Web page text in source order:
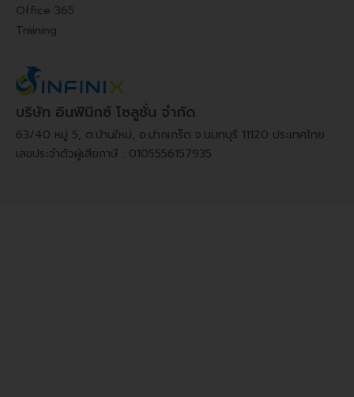
Office 365
Training
บริษัท อินฟินิกซ์ โซลูชั่น จำกัด
63/40 หมู่ 5, ต.บ้านใหม่, อ.ปากเกร็ด จ.นนทบุรี 11120 ประเทศไทย
เลขประจำตัวผู้เสียภาษี : 0105556157935